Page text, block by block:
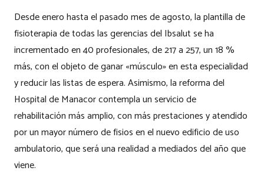
Desde enero hasta el pasado mes de agosto, la plantilla de
fisioterapia de todas las gerencias del Ibsalut se ha
incrementado en 40 profesionales, de 217 a 257, un 18 %
más, con el objeto de ganar «músculo» en esta especialidad
y reducir las listas de espera. Asimismo, la reforma del
Hospital de Manacor contempla un servicio de
rehabilitación más amplio, con más prestaciones y atendido
por un mayor número de fisios en el nuevo edificio de uso
ambulatorio, que será una realidad a mediados del año que
viene.